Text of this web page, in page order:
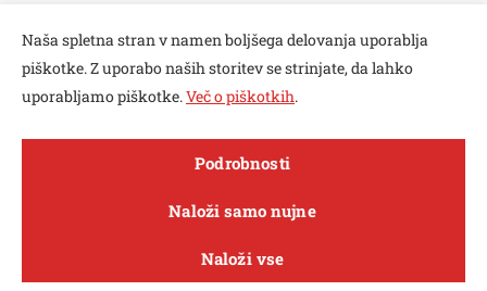
Open toolbar
O fakulteti Študij inovacije Sporočila
pr@fs.uni-lj.si
Naša spletna stran v namen boljšega delovanja uporablja
piškotke. Z uporabo naših storitev se strinjate, da lahko
uporabljamo piškotke.Več o piškotkih.
Podrobnosti
Naloži samo nujne
Naloži vse